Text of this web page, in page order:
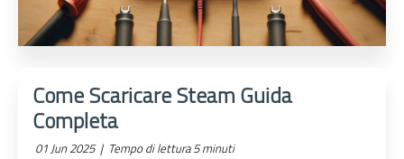
Come Scaricare Steam Guida
Completa
01 Jun 2025 | Tempo di lettura 5 minuti